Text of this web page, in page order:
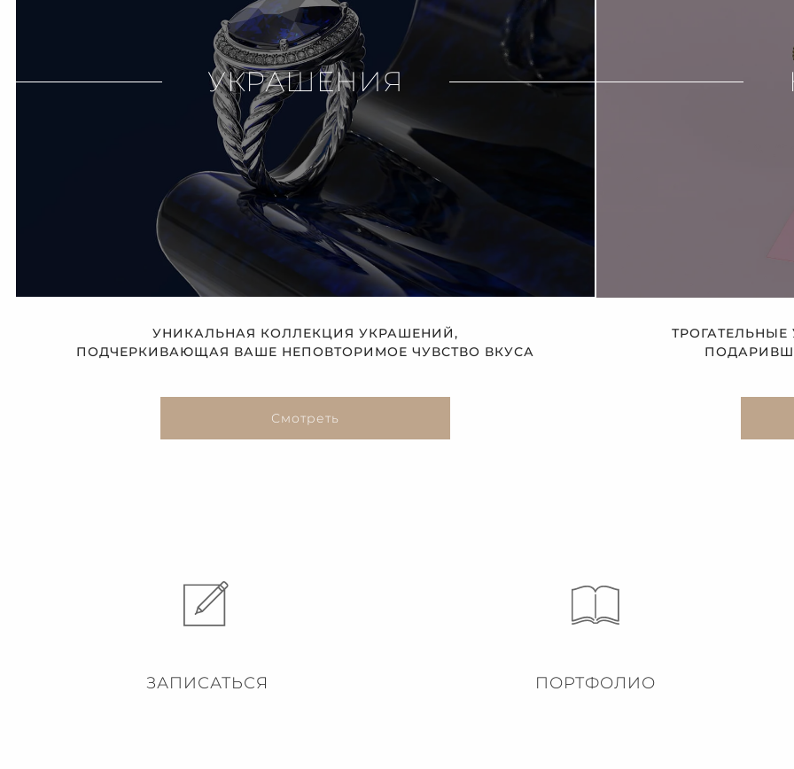
УКРАШЕНИЯ
УНИКАЛЬНАЯ КОЛЛЕКЦИЯ УКРАШЕНИЙ,
ПОДЧЕРКИВАЮЩАЯ ВАШЕ НЕПОВТОРИМОЕ ЧУВСТВО ВКУСА
Смотреть
ЗАПИСАТЬСЯ ПОРТФОЛИО